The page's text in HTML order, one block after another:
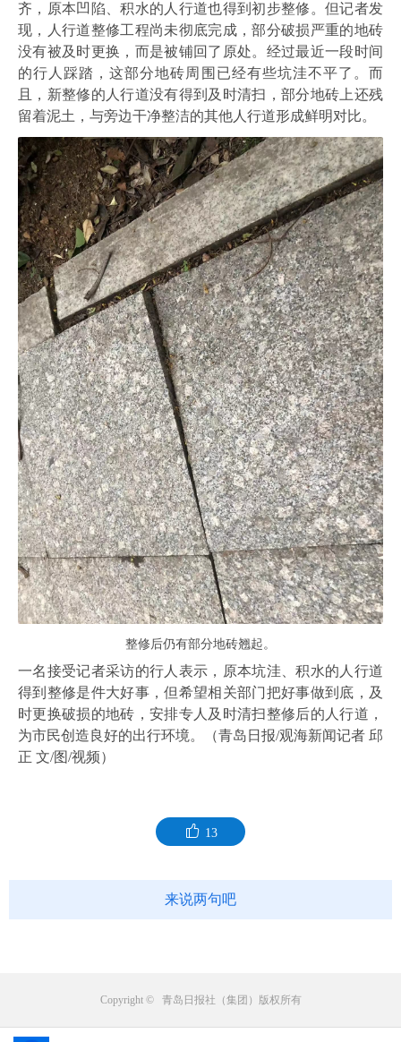
齐，原本凹陷、积水的人行道也得到初步整修。但记者发
现，人行道整修工程尚未彻底完成，部分破损严重的地砖
没有被及时更换，而是被铺回了原处。经过最近一段时间
的行人踩踏，这部分地砖周围已经有些坑洼不平了。而
且，新整修的人行道没有得到及时清扫，部分地砖上还残
留着泥土，与旁边干净整洁的其他人行道形成鲜明对比。
整修后仍有部分地砖翘起。
一名接受记者采访的行人表示，原本坑洼、积水的人行道
得到整修是件大好事，但希望相关部门把好事做到底，及
时更换破损的地砖，安排专人及时清扫整修后的人行道，
为市民创造良好的出行环境。（青岛日报/观海新闻记者 邱
正 文/图/视频）
13
来说两句吧
Copyright © 青岛日报社（集团）版权所有